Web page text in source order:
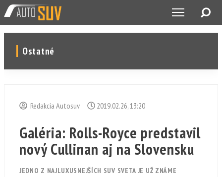
Ostatné
Redakcia Autosuv 2019.02.26, 13:20
Galéria: Rolls-Royce predstavil
nový Cullinan aj na Slovensku
JEDNO Z NAJLUXUSNEJŠÍCH SUV SVETA JE UŽ ZNÁME